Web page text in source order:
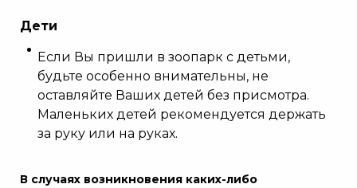
Дети
Если Вы пришли в зоопарк с детьми,
будьте особенно внимательны, не
оставляйте Ваших детей без присмотра.
Маленьких детей рекомендуется держать
за руку или на руках.
В случаях возникновения каких-либо